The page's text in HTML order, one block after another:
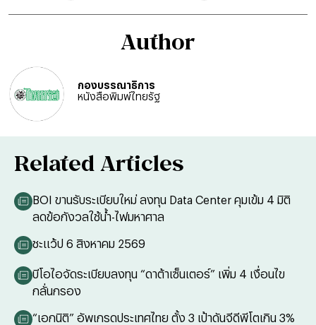
Author
กองบรรณาธิการ
หนังสือพิมพ์ไทยรัฐ
Related Articles
BOI ขานรับระเบียบใหม่ ลงทุน Data Center คุมเข้ม 4 มิติ
ลดข้อกังวลใช้น้ำ-ไฟมหาศาล
ชะแว้ป 6 สิงหาคม 2569
บีโอไอจัดระเบียบลงทุน “ดาต้าเซ็นเตอร์” เพิ่ม 4 เงื่อนไข
กลั่นกรอง
“เอกนิติ” อัพเกรดประเทศไทย ตั้ง 3 เป้าดันจีดีพีโตเกิน 3%